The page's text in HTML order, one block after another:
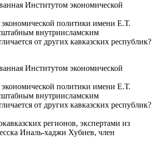
Институтом экономической
экономической политики имени Е.Т.
внутриисламским
от других кавказских республик?
Институтом экономической
экономической политики имени Е.Т.
внутриисламским
от других кавказских республик?
регионов, экспертами из
Иналь-хаджи Хубиев, член